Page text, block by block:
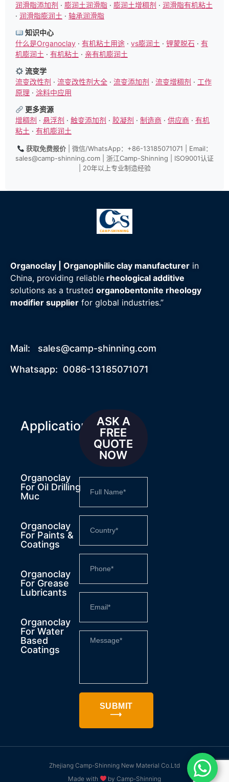
润滑脂添加剂 · 膨润土润滑脂 · 膨润土增稠剂 · 润滑脂有机粘土
· 润滑脂膨润土 · 轴承润滑脂
知识中心
什么是Organoclay · 有机粘土用途 · vs膨润土 · 锂蒙脱石 · 有
机膨润土 · 有机粘土 · 亲有机膨润土
流变学
流变改性剂 · 流变改性剂大全 · 流变添加剂 · 流变增稠剂 · 工作
原理 · 涂料中应用
更多资源
增稠剂 · 悬浮剂 · 触变添加剂 · 胶凝剂 · 制造商 · 供应商 · 有机
粘土 · 有机膨润土
获取免费报价 | 微信/WhatsApp：+86-13185071071 | Email：
sales@camp-shinning.com | 浙江Camp-Shinning | ISO9001认证
| 20年以上专业制造经验
Organoclay | Organophilic clay manufacturer in
China, providing reliable rheological additive
solutions as a trusted organobentonite rheology
modifier supplier for global industries.”
Mail: sales@camp-shinning.com
Whatsapp: 0086-13185071071
Applications
Organoclay
For Oil Drilling
Muc
Organoclay
For Paints &
Coatings
Organoclay
For Grease
Lubricants
Organoclay
For Water
Based
Coatings
ASK A
FREE
QUOTE
NOW
SUBMIT
⟶
Zhejiang Camp-Shinning New Material Co.Ltd
Made with
by Camp-Shinning